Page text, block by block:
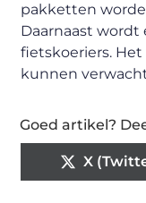
pakketten
Daarnaast
fietskoeriers.
kunnen
Goed artikel?
X